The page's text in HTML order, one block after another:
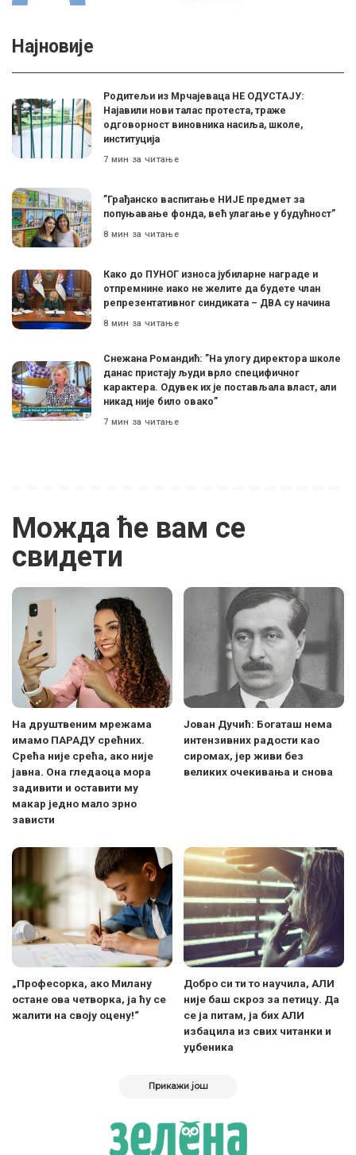
Најновије
Родитељи из Мрчајеваца НЕ ОДУСТАЈУ:
Најавили нови талас протеста, траже
одговорност виновника насиља, школе,
институција
7 мин за читање
”Грађанско васпитање НИЈЕ предмет за
попуњавање фонда, већ улагање у будућност”
8 мин за читање
Како до ПУНОГ износа јубиларне награде и
отпремнине иако не желите да будете члан
репрезентативног синдиката – ДВА су начина
8 мин за читање
Снежана Романдић: ”На улогу директора школе
данас пристају људи врло специфичног
карактера. Одувек их је постављала власт, али
никад није било овако”
7 мин за читање
Можда ће вам се
свидети
На друштвеним мрежама
имамо ПАРАДУ срећних.
Срећа није срећа, ако није
јавна. Она гледаоца мора
задивити и оставити му
макар једно мало зрно
зависти
Jован Дучић: Богаташ нема
интензивних радости као
сиромах, јер живи без
великих очекивања и снова
„Професорка, ако Милану
остане ова четворка, ја ћу се
жалити на своју оцену!“
Добро си ти то научила, АЛИ
није баш скроз за петицу. Да
се ја питам, ја бих АЛИ
избацила из свих читанки и
уџбеника
Прикажи још